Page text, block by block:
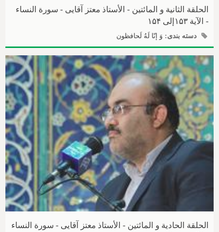
الحلقة الثانیة و المائتین - الأستاذ معتز آقایی - سورة النساء
- الآیة ۱۵۳إلی ۱۵۴
دسته بندی: وَ إنّا لَهُ لَحافظون
الحلقة الحادیة و المائتین - الأستاذ معتز آقایی - سورة النساء